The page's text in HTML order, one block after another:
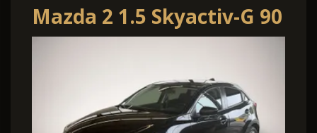
Mazda 2 1.5 Skyactiv-G 90
M-Hybrid Kizoku
*LED*Sitzhei